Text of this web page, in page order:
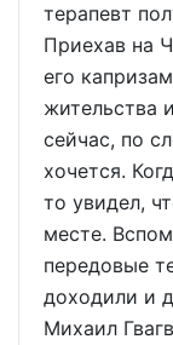
терапевт
Приехав на
его
жительства
сейчас, по
хочется.
то увидел,
месте.
передовые
доходили и
Михаил